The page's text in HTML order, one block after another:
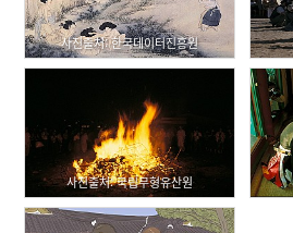
사진출처: 한국데이터진흥원
사진출처: 국립무형유산원